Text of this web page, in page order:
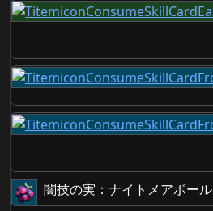
闇技の実：ナイトメアボール